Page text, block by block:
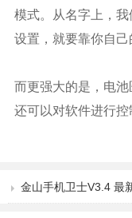
模式。从名字上，
设置，就要靠你自己
而更强大的是，电
还可以对软件进行控
金山手机卫士V3.4 最